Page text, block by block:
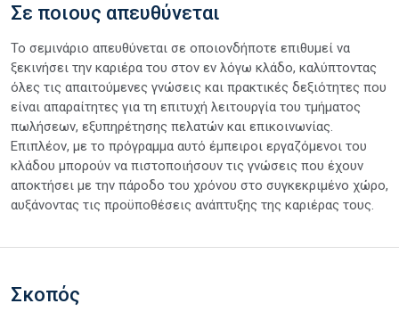
Σε ποιους απευθύνεται
Το σεμινάριο απευθύνεται σε οποιονδήποτε επιθυμεί να
ξεκινήσει την καριέρα του στον εν λόγω κλάδο, καλύπτοντας
όλες τις απαιτούμενες γνώσεις και πρακτικές δεξιότητες που
είναι απαραίτητες για τη επιτυχή λειτουργία του τμήματος
πωλήσεων, εξυπηρέτησης πελατών και επικοινωνίας.
Επιπλέον, με το πρόγραμμα αυτό έμπειροι εργαζόμενοι του
κλάδου μπορούν να πιστοποιήσουν τις γνώσεις που έχουν
αποκτήσει με την πάροδο του χρόνου στο συγκεκριμένο χώρο,
αυξάνοντας τις προϋποθέσεις ανάπτυξης της καριέρας τους.
Σκοπός